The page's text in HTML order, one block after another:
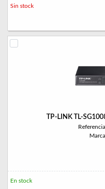
Sin stock
TP-LINK TL-
En stock